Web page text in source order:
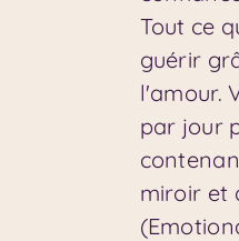
Tout ce
guérir
l'amour.
par jour
miroir et